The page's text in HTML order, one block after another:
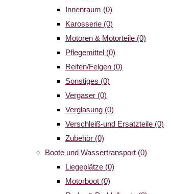
Innenraum (0)
Karosserie (0)
Motoren & Motorteile (0)
Pflegemittel (0)
Reifen/Felgen (0)
Sonstiges (0)
Vergaser (0)
Verglasung (0)
Verschleiß-und Ersatzteile (0)
Zubehör (0)
Boote und Wassertransport (0)
Liegeplätze (0)
Motorboot (0)